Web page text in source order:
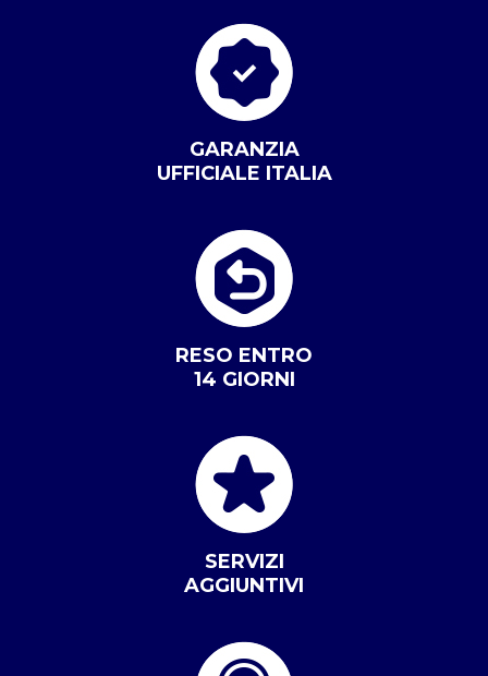
GARANZIA
UFFICIALE ITALIA
RESO ENTRO
14 GIORNI
SERVIZI
AGGIUNTIVI